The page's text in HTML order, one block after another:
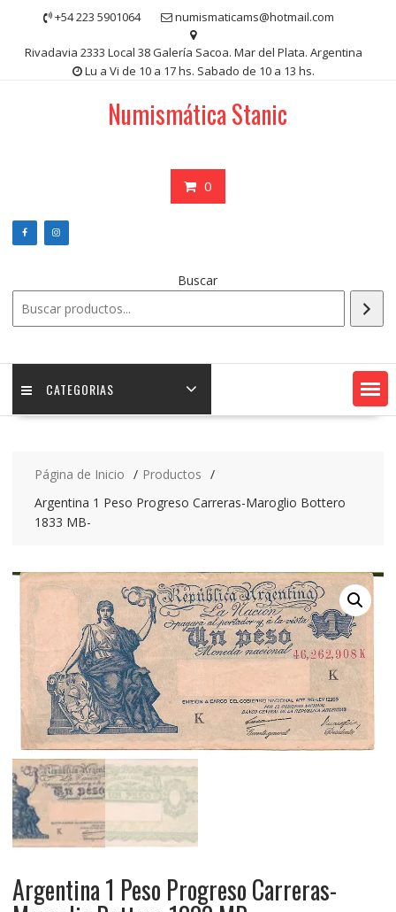
contenido
+54 223 5901064 numismaticams@hotmail.com
Rivadavia 2333 Local 38 Galería Sacoa. Mar del Plata. Argentina
Lu a Vi de 10 a 17 hs. Sabado de 10 a 13 hs.
Numismática Stanic
0
Buscar
CATEGORIAS
Página de Inicio
Productos
Argentina 1 Peso Progreso Carreras-Maroglio Bottero
1833 MB-
Argentina 1 Peso Progreso Carreras-